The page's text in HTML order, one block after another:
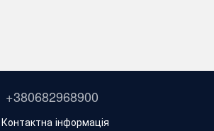
+380682968900
Контактна інформація